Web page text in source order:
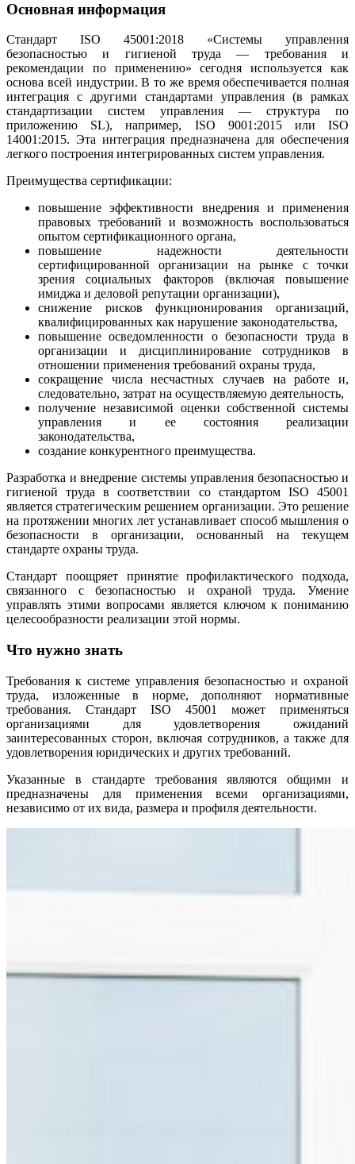
Основная информация
Стандарт ISO 45001:2018 «Системы управления
безопасностью и гигиеной труда — требования и
рекомендации по применению» сегодня используется как
основа всей индустрии. В то же время обеспечивается полная
интеграция с другими стандартами управления (в рамках
стандартизации систем управления — структура по
приложению SL), например, ISO 9001:2015 или ISO
14001:2015. Эта интеграция предназначена для обеспечения
легкого построения интегрированных систем управления.
Преимущества сертификации:
повышение эффективности внедрения и применения
правовых требований и возможность воспользоваться
опытом сертификационного органа,
повышение надежности деятельности
сертифицированной организации на рынке с точки
зрения социальных факторов (включая повышение
имиджа и деловой репутации организации),
снижение рисков функционирования организаций,
квалифицированных как нарушение законодательства,
повышение осведомленности о безопасности труда в
организации и дисциплинирование сотрудников в
отношении применения требований охраны труда,
сокращение числа несчастных случаев на работе и,
следовательно, затрат на осуществляемую деятельность,
получение независимой оценки собственной системы
управления и ее состояния реализации
законодательства,
создание конкурентного преимущества.
Разработка и внедрение системы управления безопасностью и
гигиеной труда в соответствии со стандартом ISO 45001
является стратегическим решением организации. Это решение
на протяжении многих лет устанавливает способ мышления о
безопасности в организации, основанный на текущем
стандарте охраны труда.
Стандарт поощряет принятие профилактического подхода,
связанного с безопасностью и охраной труда. Умение
управлять этими вопросами является ключом к пониманию
целесообразности реализации этой нормы.
Что нужно знать
Требования к системе управления безопасностью и охраной
труда, изложенные в норме, дополняют нормативные
требования. Стандарт ISO 45001 может применяться
организациями для удовлетворения ожиданий
заинтересованных сторон, включая сотрудников, а также для
удовлетворения юридических и других требований.
Указанные в стандарте требования являются общими и
предназначены для применения всеми организациями,
независимо от их вида, размера и профиля деятельности.